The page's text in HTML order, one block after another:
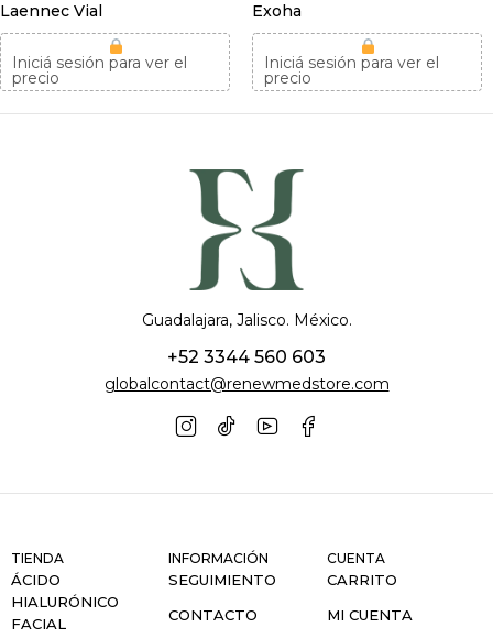
Laennec Vial
Iniciá sesión para ver el
precio
Exoha
Iniciá sesión para ver el
precio
Guadalajara, Jalisco. México.
+52 3344 560 603
globalcontact@renewmedstore.com
TIENDA
ÁCIDO
HIALURÓNICO
FACIAL
INFORMACIÓN
SEGUIMIENTO
CONTACTO
CUENTA
CARRITO
MI CUENTA